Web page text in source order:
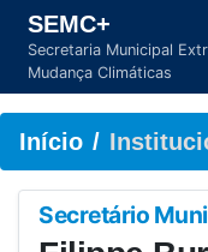
SEMC+
Secretaria Municipal
Mudança Climáticas
Início
Secretário